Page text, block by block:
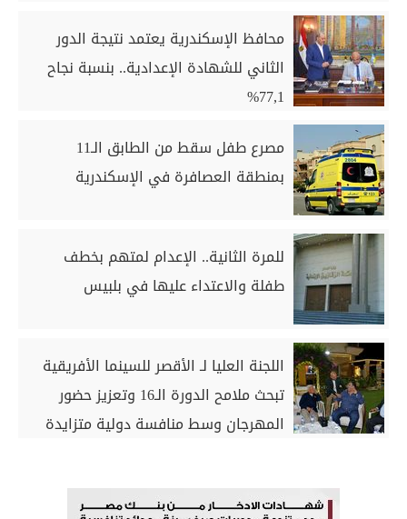
محافظ الإسكندرية يعتمد نتيجة الدور
الثاني للشهادة الإعدادية.. بنسبة نجاح
77,1%
مصرع طفل سقط من الطابق الـ11
بمنطقة العصافرة في الإسكندرية
للمرة الثانية.. الإعدام لمتهم بخطف
طفلة والاعتداء عليها في بلبيس
اللجنة العليا لـ الأقصر للسينما الأفريقية
تبحث ملامح الدورة الـ16 وتعزيز حضور
المهرجان وسط منافسة دولية متزايدة